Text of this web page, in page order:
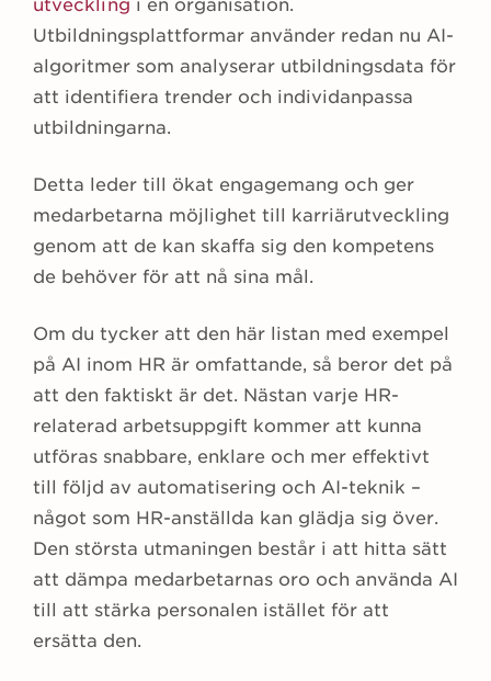
utveckling i en organisation.
Utbildningsplattformar använder redan nu AI-
algoritmer som analyserar utbildningsdata för
att identifiera trender och individanpassa
utbildningarna.
Detta leder till ökat engagemang och ger
medarbetarna möjlighet till karriärutveckling
genom att de kan skaffa sig den kompetens
de behöver för att nå sina mål.
Om du tycker att den här listan med exempel
på AI inom HR är omfattande, så beror det på
att den faktiskt är det. Nästan varje HR-
relaterad arbetsuppgift kommer att kunna
utföras snabbare, enklare och mer effektivt
till följd av automatisering och AI-teknik –
något som HR-anställda kan glädja sig över.
Den största utmaningen består i att hitta sätt
att dämpa medarbetarnas oro och använda AI
till att stärka personalen istället för att
ersätta den.